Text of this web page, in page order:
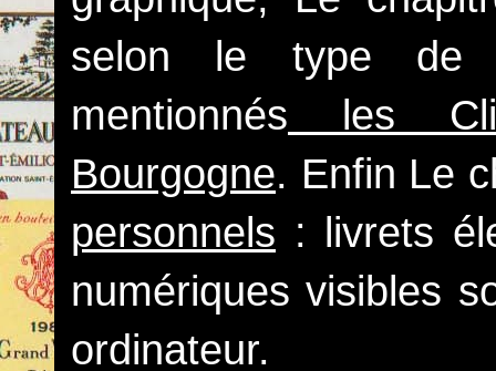
selon le type de
mentionnés les
Bourgogne. Enfin Le
personnels : livrets
numériques visibles
ordinateur.